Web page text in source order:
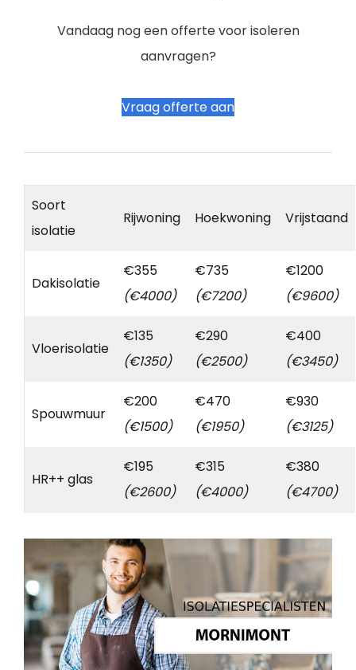
Vandaag nog een offerte voor isoleren
aanvragen?
Vraag offerte aan
Soort
isolatie
Rijwoning Hoekwoning Vrijstaand
Dakisolatie
€355
(€4000)
€735
(€7200)
€1200
(€9600)
Vloerisolatie
€135
(€1350)
€290
(€2500)
€400
(€3450)
Spouwmuur
€200
(€1500)
€470
(€1950)
€930
(€3125)
HR++ glas
€195
(€2600)
€315
(€4000)
€380
(€4700)